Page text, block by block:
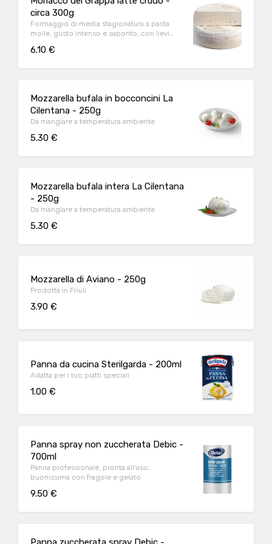
circa 300g
Formaggio di media stagionatura a pasta
molle, gusto intenso e saporito, con lievi
6.10 €
Mozzarella bufala in bocconcini La
Cilentana - 250g
Da mangiare a temperatura ambiente
5.30 €
Mozzarella bufala intera La Cilentana
- 250g
Da mangiare a temperatura ambiente
5.30 €
Mozzarella di Aviano - 250g
Prodotta in Friuli
3.90 €
Panna da cucina Sterilgarda - 200ml
Adatta per i tuo piatti speciali
1.00 €
Panna spray non zuccherata Debic -
700ml
Panna professionale, pronta all'uso,
buonissima con fragole e gelato
9.50 €